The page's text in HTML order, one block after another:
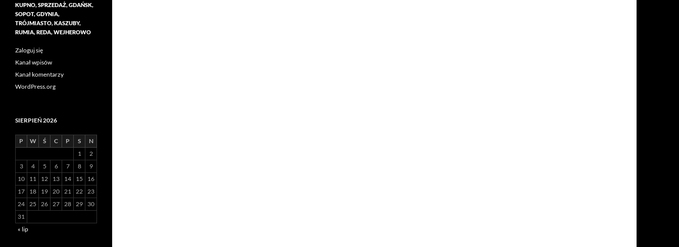
KUPNO, SPRZEDAŻ, GDAŃSK,
SOPOT, GDYNIA,
TRÓJMIASTO, KASZUBY,
RUMIA, REDA, WEJHEROWO
Zaloguj się
Kanał wpisów
Kanał komentarzy
WordPress.org
SIERPIEŃ 2026
P W Ś C P S
N
1
2
3
4 5 6 7 8
9
10
11 12 13 14 15
16
17
18 19 20 21 22 23
24 25 26 27 28 29
30
31
« lip